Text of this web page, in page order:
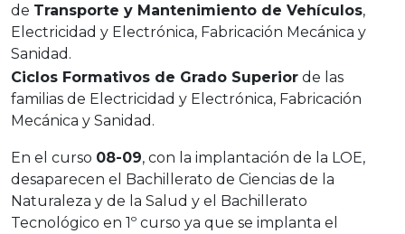
de Transporte y Mantenimiento de Vehículos,
Electricidad y Electrónica, Fabricación Mecánica y
Sanidad.
Ciclos Formativos de Grado Superior de las
familias de Electricidad y Electrónica, Fabricación
Mecánica y Sanidad.
En el curso 08-09, con la implantación de la LOE,
desaparecen el Bachillerato de Ciencias de la
Naturaleza y de la Salud y el Bachillerato
Tecnológico en 1º curso ya que se implanta el